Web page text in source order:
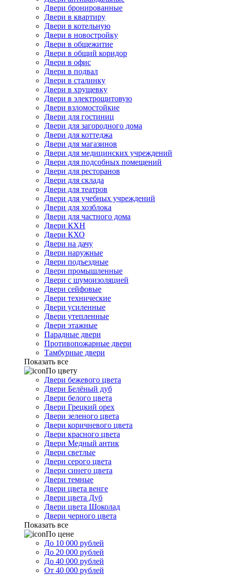
Двери бронированные
Двери в квартиру
Двери в котельную
Двери в новостройку
Двери в общежитие
Двери в общий коридор
Двери в офис
Двери в подвал
Двери в сталинку
Двери в хрущевку
Двери в электрощитовую
Двери взломостойкие
Двери для гостиниц
Двери для загородного дома
Двери для коттеджа
Двери для магазинов
Двери для медицинских учреждений
Двери для подсобных помещений
Двери для ресторанов
Двери для склада
Двери для театров
Двери для учебных учреждений
Двери для хозблока
Двери для частного дома
Двери КХН
Двери КХО
Двери на дачу
Двери наружные
Двери подъездные
Двери промышленные
Двери с шумоизоляцией
Двери сейфовые
Двери технические
Двери усиленные
Двери утепленные
Двери этажные
Парадные двери
Противопожарные двери
Тамбурные двери
Показать все
По цвету
Двери бежевого цвета
Двери Белёный дуб
Двери белого цвета
Двери Грецкий орех
Двери зеленого цвета
Двери коричневого цвета
Двери красного цвета
Двери Медный антик
Двери светлые
Двери серого цвета
Двери синего цвета
Двери темные
Двери цвета венге
Двери цвета Дуб
Двери цвета Шоколад
Двери черного цвета
Показать все
По цене
До 10 000 рублей
До 20 000 рублей
До 40 000 рублей
От 40 000 рублей